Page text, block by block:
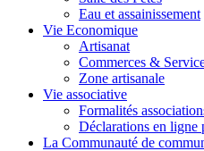
Eau et assainissement
Vie Economique
Artisanat
Commerces &
Zone artisanale
Vie associative
Formalités
Déclarations en ligne
La Communauté de